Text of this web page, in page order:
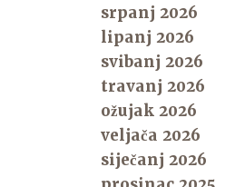
srpanj 2026
lipanj 2026
svibanj 2026
travanj 2026
ožujak 2026
veljača 2026
siječanj 2026